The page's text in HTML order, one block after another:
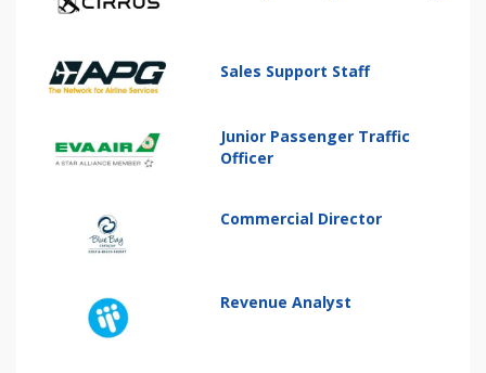
Sales Support Staff
Junior Passenger Traffic
Officer
Commercial Director
Revenue Analyst